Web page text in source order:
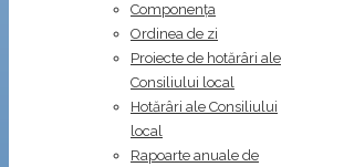
Componența
Ordinea de zi
Proiecte de hotărâri ale
Consiliului local
Hotărâri ale Consiliului
local
Rapoarte anuale de